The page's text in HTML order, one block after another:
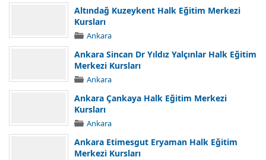
Altındağ Kuzeykent Halk Eğitim Merkezi
Kursları
Ankara
Ankara Sincan Dr Yıldız Yalçınlar Halk Eğitim
Merkezi Kursları
Ankara
Ankara Çankaya Halk Eğitim Merkezi
Kursları
Ankara
Ankara Etimesgut Eryaman Halk Eğitim
Merkezi Kursları